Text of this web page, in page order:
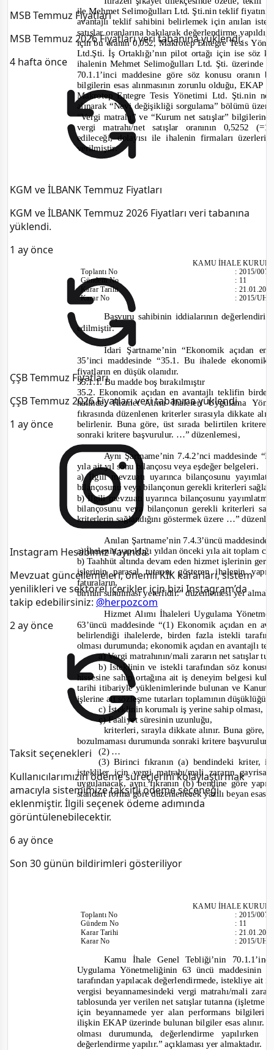
MSB Temmuz Fiyatları
MSB Temmuz 2026 Fiyatları veri tabanına yüklendi.
4 hafta önce
KGM ve İLBANK Temmuz Fiyatları
KGM ve İLBANK Temmuz 2026 Fiyatları veri tabanına
yüklendi.
1 ay önce
ÇŞB Temmuz Fiyatları
ÇŞB Temmuz 2026 Fiyatları veri tabanına yüklendi.
1 ay önce
Instagram Hesabımız Yayında
Mevzuat güncellemeleri, önemli KİK kararları, sistem
yenilikleri ve sektörel içerikler için bizi Instagram’da
takip edebilirsiniz: @herpozcom
2 ay önce
Taksit seçenekleri
Kullanıcılarımızın ödeme süreçlerini kolaylaştırmak
amacıyla sistemimize taksitli ödeme seçeneği
eklenmiştir. İlgili seçenek ödeme adımında
görüntülenebilecektir.
6 ay önce
Son 30 günün bildirimleri gösteriliyor
ile Mehmet Selimoğulları Ltd. Şti.nin teklif
avantajlı teklif sahibini belirlemek için anılan
satışlar oranlarına bakılarak değerlendirme
için bu oranın 0,052, Makrotep Entegre Tesis
Ltd.Şti. İş Ortaklığı’nın pilot ortağı için ise söz
ihalenin Mehmet Selimoğulları Ltd. Şti. üzerinde
70.1.1’inci maddesine göre söz konusu
bilgilerin esas alınmasının zorunlu olduğu, EKAP
Makrotep Entegre Tesis Yönetimi Ltd. Şti.nin
alınarak “Nevi değişikliği sorgulama” bölümü
“Vergi matrahı” ve “Kurum net satışlar”
vergi matrahı/net satışlar oranının 0,5252
edileceği, dolayısı ile ihalenin firmaları
verilmiştir.
KAMU İHALE
ToplantıNo
Gündem No
Karar Tarihi
Karar No
:2015/007
: 11
:
:2015/
Başvuru sahibinin iddialarının
edilmiştir.
İdari Şartname’nin “Ekonomik açıdan
35’inci maddesinde “35.1. Bu ihalede
fiyatların en düşük olanıdır.
35.1.1. Bu madde boş bırakılmıştır
35.2. Ekonomik açıdan en avantajlı teklifin
halinde; Hizmet Alımı İhaleleri Uygulama
fıkrasında düzenlenen kriterler sırasıyla dikkate
belirlenir. Buna göre, üst sırada belirtilen kritere
sonraki kritere başvurulur. …”düzenlemesi,
Aynı Şartname’nin 7.4.2’nci maddesinde
yıla ait yıl sonu bilançosu veya eşdeğer belgeleri.
a) İlgili mevzuatı uyarınca bilançosunu
bilançosunu veya bilançonun gerekli kriterleri
b) İlgili mevzuatı uyarınca bilançosunu
bilançosunu veya bilançonun gerekli kriterleri
kriterlerin sağlandığını göstermek üzere …”
Anılan Şartname’nin 7.4.3’üncü maddesinde
a) İhalenin yapıldığı yıldan önceki yıla ait toplam
b) Taahhüt altında devam eden hizmet işlerinin
işlerinin parasal tutarını gösteren ihalenin
faturaların,
birinin sunulması yeterlidir.”düzenlemesi yer
Hizmet Alımı İhaleleri Uygulama
63’üncü maddesinde“(1) Ekonomik açıdan en
belirlendiği ihalelerde, birden fazla istekli
olması durumunda; ekonomik açıdan en avantajlı
a) Vergi matrahının/mali zararın net satışlar
b) İsteklinin ve istekli tarafından söz
hissesine sahip ortağına ait iş deneyim belgesi
tarihi itibariyle yüklenimlerinde bulunan ve
işlerine ait sözleşme tutarları toplamının düşüklüğü,
c) İsteklinin korumalı iş yerine sahip olması,
ç) Faaliyet süresinin uzunluğu,
kriterleri, sırayla dikkate alınır. Buna
bozulmaması durumunda sonraki kritere başvurulur.
(2) …
(3) Birinci fıkranın (a) bendindeki kriter,
istekliler için vergi matrahı/mali zararın
uygulanacak, aynı fıkranın (b) bendine göre
standart forma göre düzenlenecek yazılı beyan esas
KAMU İHALE
ToplantıNo
Gündem No
Karar Tarihi
Karar No
:2015/007
: 11
:
:2015/
Kamu İhale Genel Tebliği’nin
Uygulama Yönetmeliğinin 63 üncü maddesinin
tarafından yapılacak değerlendirmede, istekliye
vergisi beyannamesindeki vergi matrahı/mali
tablosunda yer verilen net satışlar tutarına (işletme
için beyannamede yer alan performans bilgileri
ilişkin EKAP üzerinde bulunan bilgiler esas alınır.
olması durumunda, değerlendirme
değerlendirme yapılır.”açıklaması yer almaktadır.